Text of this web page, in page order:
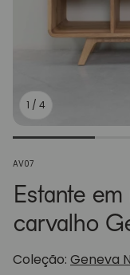
1 / 4
SKU:
AV07
Estante
carvalho
Coleção: Geneva